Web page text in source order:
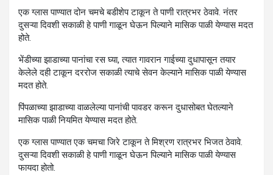
एक ग्लास पाण्यात दोन चमचे बडीशेप टाकून ते पाणी रात्रभर ठेवावे. नंतर
दुसऱ्या दिवशी सकाळी हे पाणी गाळून घेऊन पिल्याने मासिक पाळी येण्यास मदत
होते.
भेंडीच्या झाडाच्या पानांचा रस घ्या, त्यात गावरान गाईच्या दुधापासून तयार
केलेले दही टाकून दररोज सकाळी त्याचे सेवन केल्याने मासिक पाळी येण्यास
मदत होते.
पिंपळाच्या झाडाच्या वाळलेल्या पानांची पावडर करून दुधासोबत घेतल्याने
मासिक पाळी नियमित येण्यास मदत होते.
एक ग्लास पाण्यात एक चमचा जिरे टाकून ते मिश्रण रात्रभर भिजत ठेवावे.
दुसऱ्या दिवशी सकाळी हे पाणी गाळून घेऊन पिल्याने मासिक पाळी येण्यास
फायदा होतो.